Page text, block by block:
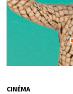
CINÉMA